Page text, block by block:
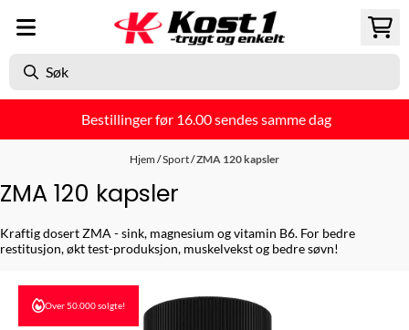
Hopp til innhold
Bestillinger før 16.00 sendes samme dag
Hjem/Sport/ZMA 120 kapsler
ZMA 120 kapsler
Kraftig dosert ZMA - sink, magnesium og vitamin B6. For bedre
restitusjon, økt test-produksjon, muskelvekst og bedre søvn!
Over 50.000 solgte!